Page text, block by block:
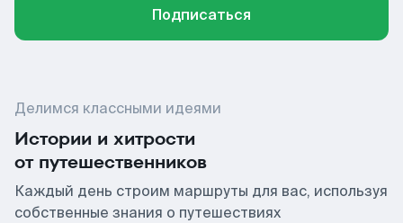
Подписаться
Делимся классными идеями
Истории и хитрости
от путешественников
Каждый день строим маршруты для вас, используя
собственные знания о путешествиях